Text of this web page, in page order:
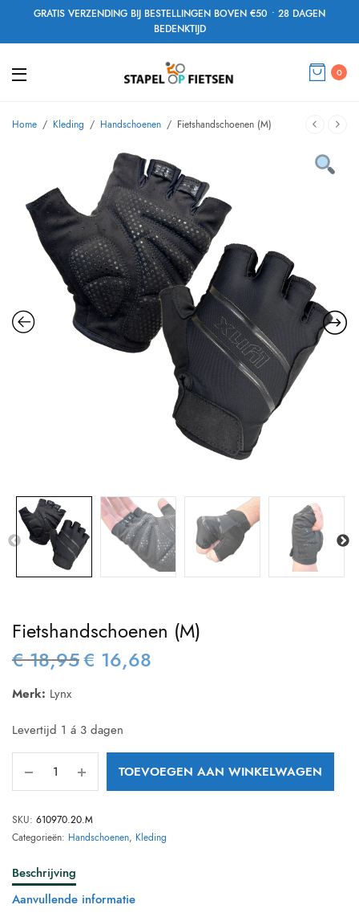
GRATIS VERZENDING BIJ BESTELLINGEN BOVEN €50 • 28 DAGEN
BEDENKTIJD
0
Home / Kleding / Handschoenen / Fietshandschoenen (M)
Fietshandschoenen (M)
€18,95 Oorspronkelijke
€ 16,68
Merk: Lynx
Levertijd 1 á 3 dagen
TOEVOEGEN AAN WINKELWAGEN
SKU: 610970.20.M
Categorieën: Handschoenen, Kleding
Beschrijving
Aanvullende informatie